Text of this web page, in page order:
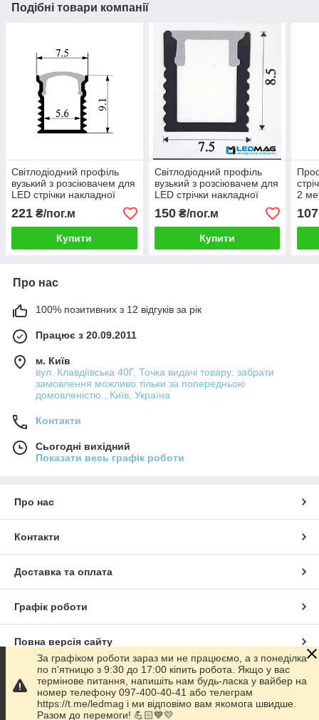
Подібні товари компанії
Світлодіодний профіль
вузький з розсіювачем для
LED стрічки накладної
8,5х7,5 мм (планка 3
метри)
221 ₴/пог.м
Купити
Світлодіодний профіль
вузький з розсіювачем для
LED стрічки накладної
8,5х7,5 мм (планки по 2 та
3 метри)
150₴/пог.м
Купити
2
107
Про нас
100% позитивних з 12 відгуків за рік
Працює з 20.09.2011
м. Київ
вул. Клавдіївська 40Г, Точка видачі товару: забрати
замовлення можливо тільки за попередньою
домовленістю., Київ, Україна
Контакти
Сьогодні вихідний
Показати весь графік роботи
Про нас
Контакти
Доставка та оплата
Графік роботи
Повна версія сайту
Сайт створено на маркетплейсіProm.ua
Політика конфіденційності
За графіком роботи зараз ми не працюємо, а з понеділка
по п'ятницю з 9:30 до 17:00 кіпить робота. Якщо у вас
термінове питання, напишіть нам будь-ласка у вайбер на
номер телефону 097-400-40-41 або телеграм
https://t.me/ledmag і ми відповімо вам якомога швидше.
Разом до перемоги! 💪🏻💙💛